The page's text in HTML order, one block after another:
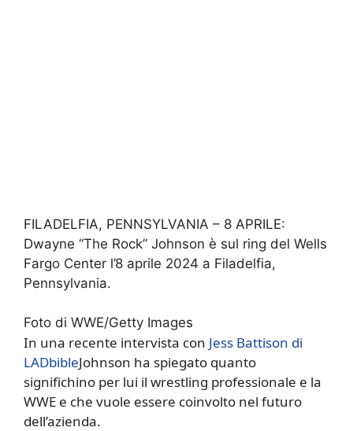
FILADELFIA, PENNSYLVANIA – 8 APRILE:
Dwayne “The Rock” Johnson è sul ring del Wells
Fargo Center l’8 aprile 2024 a Filadelfia,
Pennsylvania.
Foto di WWE/Getty Images
In una recente intervista con Jess Battison di
LADbibleJohnson ha spiegato quanto
significhino per lui il wrestling professionale e la
WWE e che vuole essere coinvolto nel futuro
dell’azienda.